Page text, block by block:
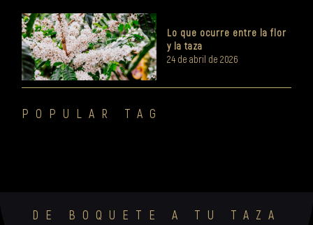
Lo que ocurre entre la flor
y la taza
24 de abril de 2026
POPULAR TAG
DE BOQUETE A TU TAZA